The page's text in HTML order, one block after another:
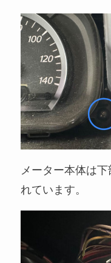
メーター本体は
れています。